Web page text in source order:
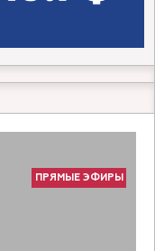
ПРЯМЫЕ ЭФИРЫ